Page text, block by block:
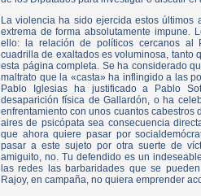
La violencia ha sido ejercida estos últimos
extrema de forma absolutamente impune.
ello: la relación de políticos cercanos al
cuadrilla de exaltados es voluminosa, tanto
esta página completa. Se ha considerado
maltrato que la «casta» ha inflingido a las
Pablo Iglesias ha justificado a Pablo
desaparición física de Gallardón, o ha
enfrentamiento con unos cuantos cabestros
aires de psicópata sea consecuencia
que ahora quiere pasar por
pasar a este sujeto por otra suerte de
amiguito, no. Tu defendido es un
las redes las barbaridades que se
Rajoy, en campaña, no quiera emprender